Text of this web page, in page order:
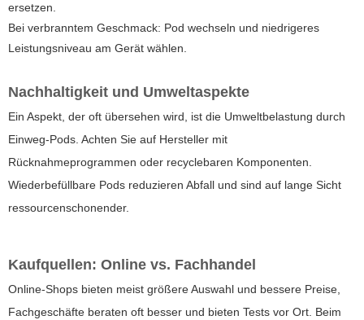
ersetzen.
Bei verbranntem Geschmack: Pod wechseln und niedrigeres
Leistungsniveau am Gerät wählen.
Nachhaltigkeit und Umweltaspekte
Ein Aspekt, der oft übersehen wird, ist die Umweltbelastung durch
Einweg-Pods. Achten Sie auf Hersteller mit
Rücknahmeprogrammen oder recyclebaren Komponenten.
Wiederbefüllbare Pods reduzieren Abfall und sind auf lange Sicht
ressourcenschonender.
Kaufquellen: Online vs. Fachhandel
Online-Shops bieten meist größere Auswahl und bessere Preise,
Fachgeschäfte beraten oft besser und bieten Tests vor Ort. Beim